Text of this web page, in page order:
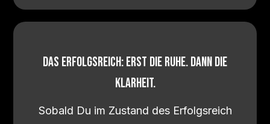
Das Erfolgsreich:Erst Die Ruhe. Dann die
Klarheit.
Sobald Du im Zustand des Erfolgsreich